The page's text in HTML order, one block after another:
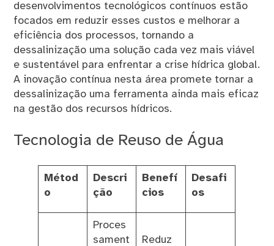
desenvolvimentos tecnológicos contínuos estão
focados em reduzir esses custos e melhorar a
eficiência dos processos, tornando a
dessalinização uma solução cada vez mais viável
e sustentável para enfrentar a crise hídrica global.
A inovação contínua nesta área promete tornar a
dessalinização uma ferramenta ainda mais eficaz
na gestão dos recursos hídricos.
Tecnologia de Reuso de Água
Métod
o
Descri
ção
Benefí
cios
Desafi
os
Proces
sament
Reduz